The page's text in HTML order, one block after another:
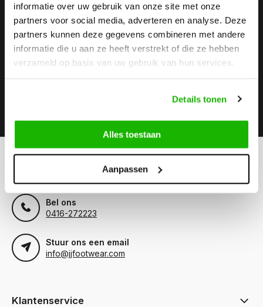
informatie over uw gebruik van onze site met onze
partners voor social media, adverteren en analyse. Deze
partners kunnen deze gegevens combineren met andere
informatie die u aan ze heeft verstrekt of die ze hebben
verzameld op basis van uw gebruik van hun services.
Details tonen
Alles toestaan
Aanpassen
Stay up to date
Abonneer je op onze nieuwsbrief om op de hoogte te
blijven.
Kunnen we helpen?
Klantenservice:
openingstijden
Bel ons
0416-272223
Stuur ons een email
info@jjfootwear.com
Klantenservice